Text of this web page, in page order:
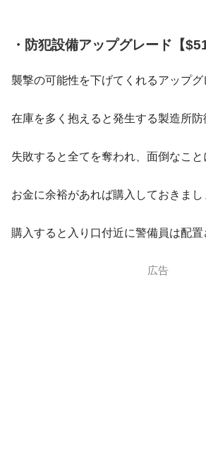
・防犯設備アップグレード【
襲撃の可能性を下げてくれるアップグ
在庫を多く抱えると発生する製造所防
失敗すると全てを奪われ、面倒なこと
お金に余裕があれば購入しておきまし
購入すると入り口付近に警備員は配置
広告